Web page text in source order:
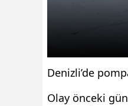
Denizli’de
Olay önceki